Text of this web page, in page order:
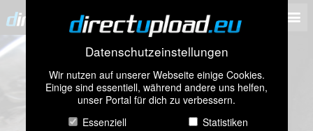
Datenschutzeinstellungen
Wir nutzen auf unserer Webseite einige Cookies.
Einige sind essentiell, während andere uns helfen,
unser Portal für dich zu verbessern.
Essenziell
Statistiken